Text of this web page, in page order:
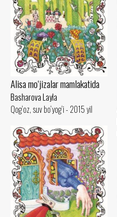
Alisa mo‘jizalar mamlakatida
Basharova Layla
Qog‘oz, suv bo‘yog‘i - 2015 yil